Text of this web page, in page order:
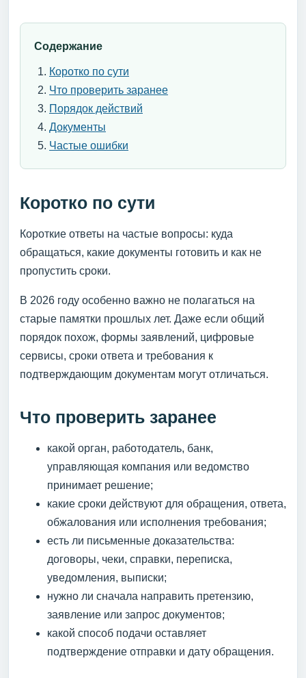
Содержание
Коротко по сути
Что проверить заранее
Порядок действий
Документы
Частые ошибки
Коротко по сути
Короткие ответы на частые вопросы: куда
обращаться, какие документы готовить и как не
пропустить сроки.
В 2026 году особенно важно не полагаться на
старые памятки прошлых лет. Даже если общий
порядок похож, формы заявлений, цифровые
сервисы, сроки ответа и требования к
подтверждающим документам могут отличаться.
Что проверить заранее
какой орган, работодатель, банк,
управляющая компания или ведомство
принимает решение;
какие сроки действуют для обращения, ответа,
обжалования или исполнения требования;
есть ли письменные доказательства:
договоры, чеки, справки, переписка,
уведомления, выписки;
нужно ли сначала направить претензию,
заявление или запрос документов;
какой способ подачи оставляет
подтверждение отправки и дату обращения.